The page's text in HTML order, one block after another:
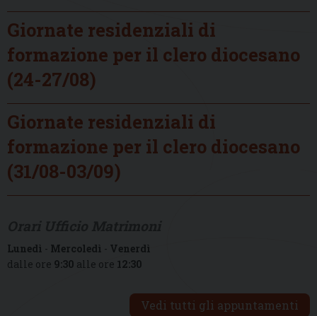
Giornate residenziali di
formazione per il clero diocesano
(24-27/08)
Giornate residenziali di
formazione per il clero diocesano
(31/08-03/09)
Lunedì - Mercoledì - Venerdì
dalle ore 9:30 alle ore 12:30
Vedi tutti gli appuntamenti